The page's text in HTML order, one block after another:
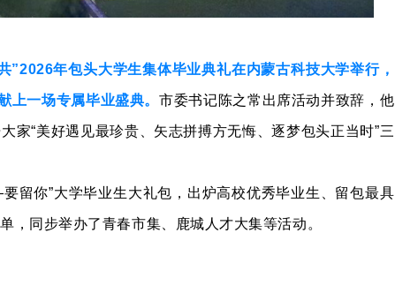
”2026年包头大学生集体毕业典礼在内蒙古科技大学举行，
上一场专属毕业盛典。市委书记陈之常出席活动并致辞，他
家“美好遇见最珍贵、矢志拼搏方无悔、逐梦包头正当时”三
留你”大学毕业生大礼包，出炉高校优秀毕业生、留包最具
，同步举办了青春市集、鹿城人才大集等活动。